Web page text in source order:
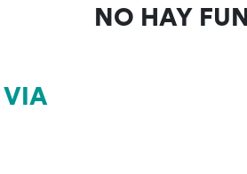
VIA
NO HAY